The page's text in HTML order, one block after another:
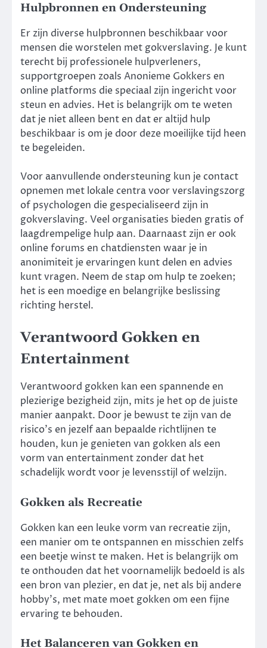
Hulpbronnen en Ondersteuning
Er zijn diverse hulpbronnen beschikbaar voor
mensen die worstelen met gokverslaving. Je kunt
terecht bij professionele hulpverleners,
supportgroepen zoals Anonieme Gokkers en
online platforms die speciaal zijn ingericht voor
steun en advies. Het is belangrijk om te weten
dat je niet alleen bent en dat er altijd hulp
beschikbaar is om je door deze moeilijke tijd heen
te begeleiden.
Voor aanvullende ondersteuning kun je contact
opnemen met lokale centra voor verslavingszorg
of psychologen die gespecialiseerd zijn in
gokverslaving. Veel organisaties bieden gratis of
laagdrempelige hulp aan. Daarnaast zijn er ook
online forums en chatdiensten waar je in
anonimiteit je ervaringen kunt delen en advies
kunt vragen. Neem de stap om hulp te zoeken;
het is een moedige en belangrijke beslissing
richting herstel.
Verantwoord Gokken en
Entertainment
Verantwoord gokken kan een spannende en
plezierige bezigheid zijn, mits je het op de juiste
manier aanpakt. Door je bewust te zijn van de
risico’s en jezelf aan bepaalde richtlijnen te
houden, kun je genieten van gokken als een
vorm van entertainment zonder dat het
schadelijk wordt voor je levensstijl of welzijn.
Gokken als Recreatie
Gokken kan een leuke vorm van recreatie zijn,
een manier om te ontspannen en misschien zelfs
een beetje winst te maken. Het is belangrijk om
te onthouden dat het voornamelijk bedoeld is als
een bron van plezier, en dat je, net als bij andere
hobby’s, met mate moet gokken om een fijne
ervaring te behouden.
Het Balanceren van Gokken en